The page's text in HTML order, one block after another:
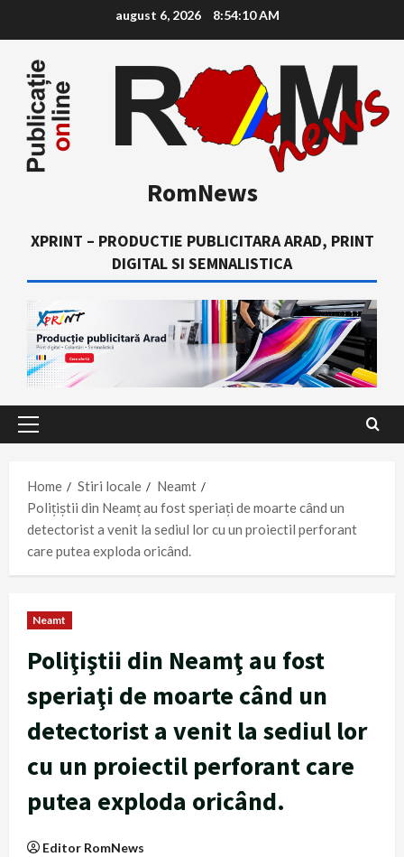
content
august 6, 2026 8:54:11 AM
RomNews
XPRINT – PRODUCTIE PUBLICITARA ARAD, PRINT
DIGITAL SI SEMNALISTICA
Primary
Home
Stiri locale
Neamt
Poliţiştii din Neamţ au fost speriaţi de moarte când un
detectorist a venit la sediul lor cu un proiectil perforant
care putea exploda oricând.
Neamt
Poliţiştii din Neamţ au fost
speriaţi de moarte când un
detectorist a venit la sediul lor
cu un proiectil perforant care
putea exploda oricând.
Editor RomNews